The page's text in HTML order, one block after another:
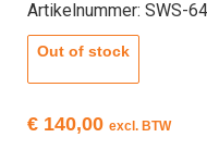
Artikelnummer: SWS-
Out of stock
€ 140,00 excl. BTW